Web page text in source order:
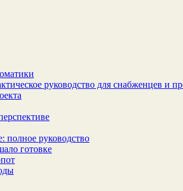
руководство для снабженцев и
полное руководство
готовке